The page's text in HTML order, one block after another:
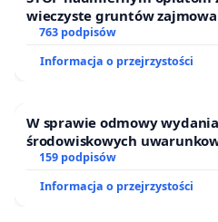
kiedy Przedszkole złożyło
nowej umowy dzierżawy
zaproponowanych,
funkcjonuje obecnie bez
jeszcze bardziej pogłębia
całej społeczności. Takie
rodziców przed
wieczyste gruntów
ogrody działkowe.
763 podpisów
Informacja o przejrzystości
W sprawie odmowy
środowiskowych
zakładu wytwarzania
Puszczy Knyszyńskiej
159 podpisów
Informacja o przejrzystości